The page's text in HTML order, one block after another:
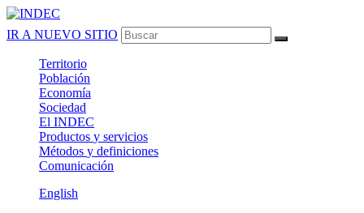
IR A NUEVO SITIO
Territorio
Población
Economía
Sociedad
El INDEC
Productos y servicios
Métodos y definiciones
Comunicación
English